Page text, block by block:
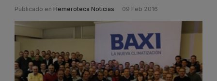
Publicado en Hemeroteca Noticias 09 Feb 2016